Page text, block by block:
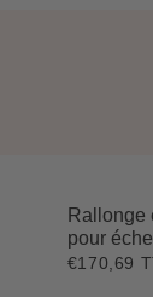
Rallonge
pour
Prix
€170,69